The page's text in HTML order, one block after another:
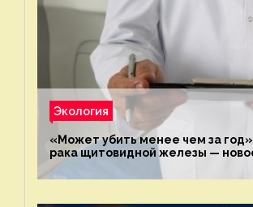
Экология
«Может убить менее чем за
рака щитовидной железы —
экологии на ECOportal